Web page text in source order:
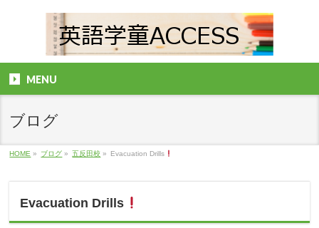
MENU
ブログ
HOME » ブログ » 五反田校 » Evacuation Drills
Evacuation Drills